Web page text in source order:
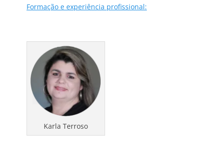
Formação e experiência profissional:
Karla Terroso